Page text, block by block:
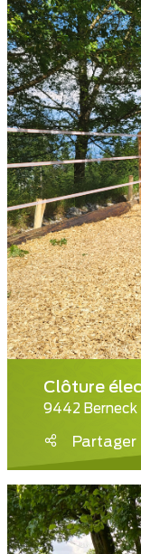
Clôture
9442 Berneck
Partager